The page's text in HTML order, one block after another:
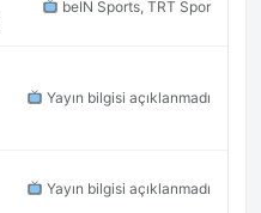
beIN Sports, TRT Spor
Yayın bilgisi açıklanmadı
Yayın bilgisi açıklanmadı